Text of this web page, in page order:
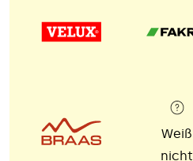
Weiß
nicht